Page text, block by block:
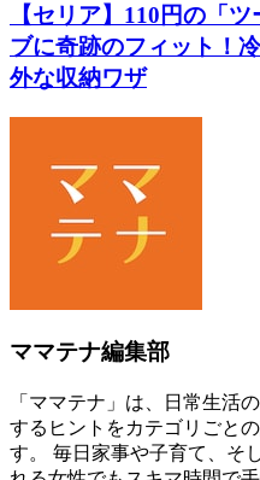
【セリア】110円の「
ブに奇跡のフィット！
外な収納ワザ
ママテナ編集部
「ママテナ」は、日常生活
するヒントをカテゴリごと
す。 毎日家事や子育て、そ